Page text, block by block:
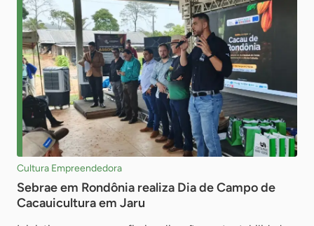
Cultura Empreendedora
Sebrae em Rondônia realiza Dia de Campo de
Cacauicultura em Jaru